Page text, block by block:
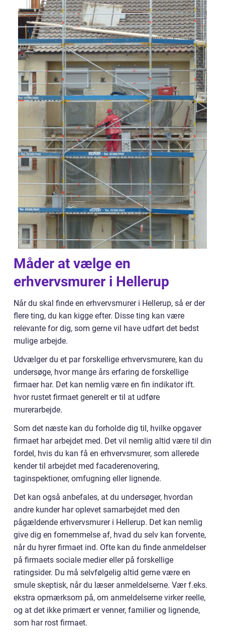
Måder at vælge en
erhvervsmurer i Hellerup
Når du skal finde en erhvervsmurer i Hellerup, så er der
flere ting, du kan kigge efter. Disse ting kan være
relevante for dig, som gerne vil have udført det bedst
mulige arbejde.
Udvælger du et par forskellige erhvervsmurere, kan du
undersøge, hvor mange års erfaring de forskellige
firmaer har. Det kan nemlig være en fin indikator ift.
hvor rustet firmaet generelt er til at udføre
murerarbejde.
Som det næste kan du forholde dig til, hvilke opgaver
firmaet har arbejdet med. Det vil nemlig altid være til din
fordel, hvis du kan få en erhvervsmurer, som allerede
kender til arbejdet med facaderenovering,
taginspektioner, omfugning eller lignende.
Det kan også anbefales, at du undersøger, hvordan
andre kunder har oplevet samarbejdet med den
pågældende erhvervsmurer i Hellerup. Det kan nemlig
give dig en fornemmelse af, hvad du selv kan forvente,
når du hyrer firmaet ind. Ofte kan du finde anmeldelser
på firmaets sociale medier eller på forskellige
ratingsider. Du må selvfølgelig altid gerne være en
smule skeptisk, når du læser anmeldelserne. Vær f.eks.
ekstra opmærksom på, om anmeldelserne virker reelle,
og at det ikke primært er venner, familier og lignende,
som har rost firmaet.